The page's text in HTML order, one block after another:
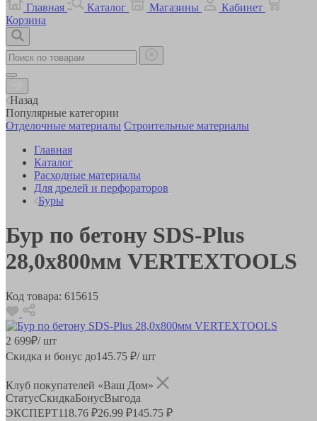
Главная
Каталог Магазины
Кабинет
Корзина
Назад
Популярные категории
Отделочные материалы Строительные материалы
Главная
Каталог
Расходные материалы
Для дрелей и перфораторов
Буры
Бур по бетону SDS-Plus
28,0х800мм VERTEXTOOLS
Код товара: 615615
2 699₽/ шт
Скидка и бонус до145.75 ₽/ шт
Клуб покупателей «Ваш Дом»
СтатусСкидкаБонусВыгода
ЭКСПЕРТ118.76 ₽26.99 ₽145.75 ₽